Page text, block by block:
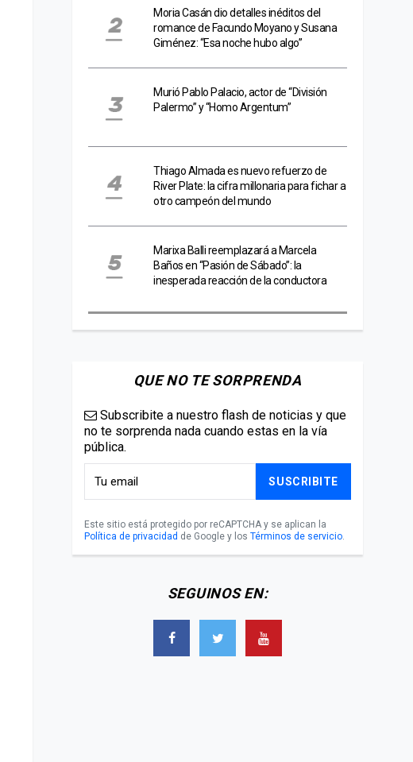
Moria Casán dio detalles inéditos del
romance de Facundo Moyano y Susana
Giménez: “Esa noche hubo algo”
Murió Pablo Palacio, actor de “División
Palermo” y “Homo Argentum”
Thiago Almada es nuevo refuerzo de
River Plate: la cifra millonaria para fichar a
otro campeón del mundo
Marixa Balli reemplazará a Marcela
Baños en “Pasión de Sábado”: la
inesperada reacción de la conductora
QUE NO TE SORPRENDA
Subscribite a nuestro flash de noticias y que
no te sorprenda nada cuando estas en la vía
pública.
SUSCRIBITE
Este sitio está protegido por reCAPTCHA y se aplican la
Política de privacidad de Google y los Términos de servicio.
SEGUINOS EN: